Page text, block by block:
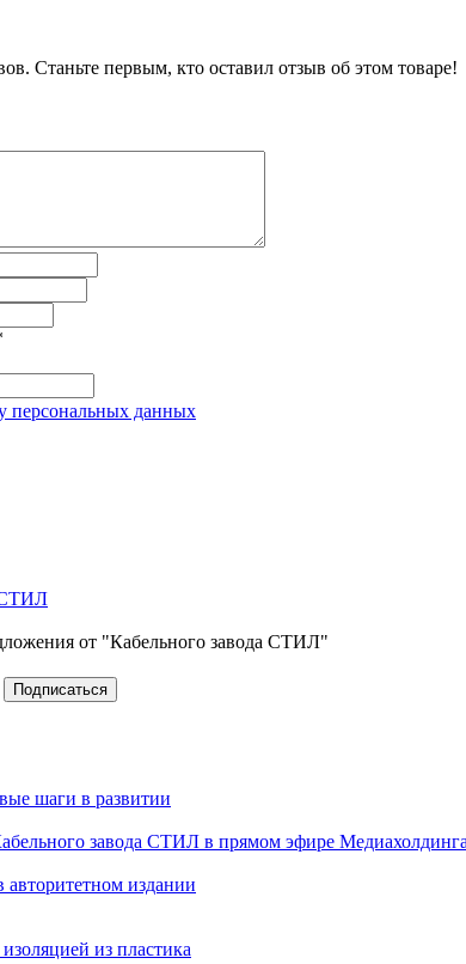
Станьте первым, кто оставил отзыв об этом товаре!
персональных данных
от "Кабельного завода СТИЛ"
шаги в развитии
завода СТИЛ в прямом эфире
издании
из пластика